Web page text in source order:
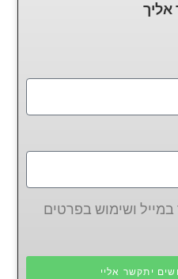
אליך
ושימוש בפרטים
יתקשר אליי